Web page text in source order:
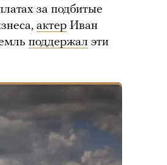
за подбитые
актер Иван
поддержал эти